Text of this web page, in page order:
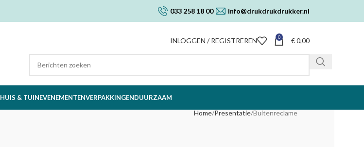
033 258 18 00 info@drukdrukdrukker.nl
INLOGGEN / REGISTREREN 0 €0,00
HUIS & TUINEVENEMENTENVERPAKKINGENDUURZAAM
Home Presentatie Buitenreclame